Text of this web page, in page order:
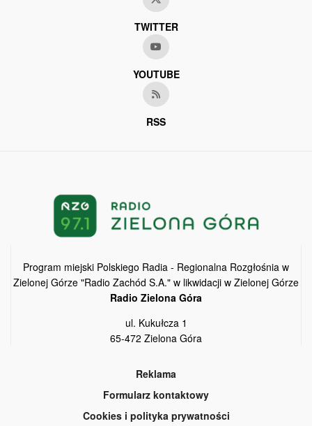
TWITTER
YOUTUBE
RSS
Program miejski Polskiego Radia - Regionalna Rozgłośnia w
Zielonej Górze "Radio Zachód S.A." w likwidacji w Zielonej Górze
Radio Zielona Góra
ul. Kukułcza 1
65-472 Zielona Góra
Reklama
Formularz kontaktowy
Cookies i polityka prywatności